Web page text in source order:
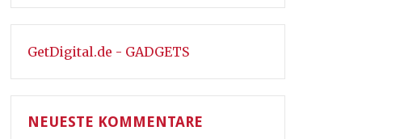
GetDigital.de - GADGETS
NEUESTE KOMMENTARE